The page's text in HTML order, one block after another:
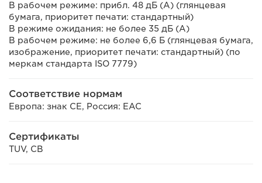
В рабочем режиме: прибл. 48 дБ (А) (глянцевая
бумага, приоритет печати: стандартный)
В режиме ожидания: не более 35 дБ (А)
В рабочем режиме: не более 6,6 Б (глянцевая бумага,
изображение, приоритет печати: стандартный) (по
меркам стандарта ISO 7779)
Соответствие нормам
Европа: знак CE, Россия: EAC
Сертификаты
TUV, CB